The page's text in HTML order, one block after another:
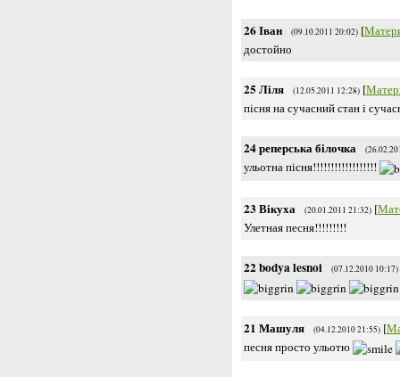
26Іван (09.10.2011 20:02) [
достойно
25 Ліля (12.05.2011 12:28) [
пісня на сучасний стан і
24реперська білочка
ульотна пісня!!!!!!!!!!!!!!!!!!
23Вікуха (20.01.2011 21:32) [
Улетная песня!!!!!!!!!
22bodya lesnoi (07.12.2010 10:17)
21 Машуля (04.12.2010 21:55) [
песня просто ульотю